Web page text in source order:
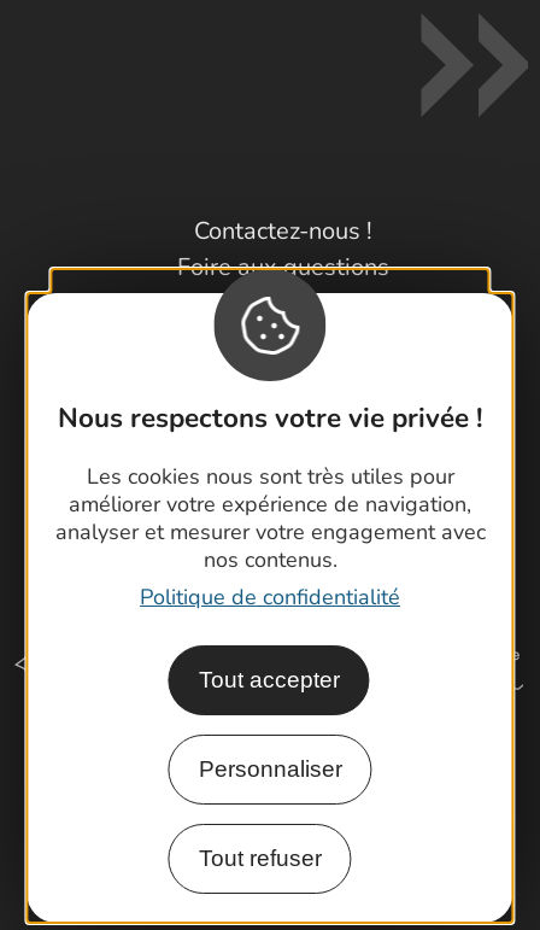
Nous respectons votre vie privée !
Les cookies nous sont très utiles pour
améliorer votre expérience de navigation,
analyser et mesurer votre engagement avec
nos contenus.
Politique de confidentialité
Tout accepter
Personnaliser
Tout refuser
Contactez-nous !
Foire aux questions
Brochures
Cartoguides et Topoguides
Latitude Gard
Comment venir ?
Espace Pro